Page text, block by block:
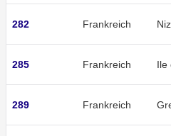
282 Frankreich
285 Frankreich Ile
289 Frankreich